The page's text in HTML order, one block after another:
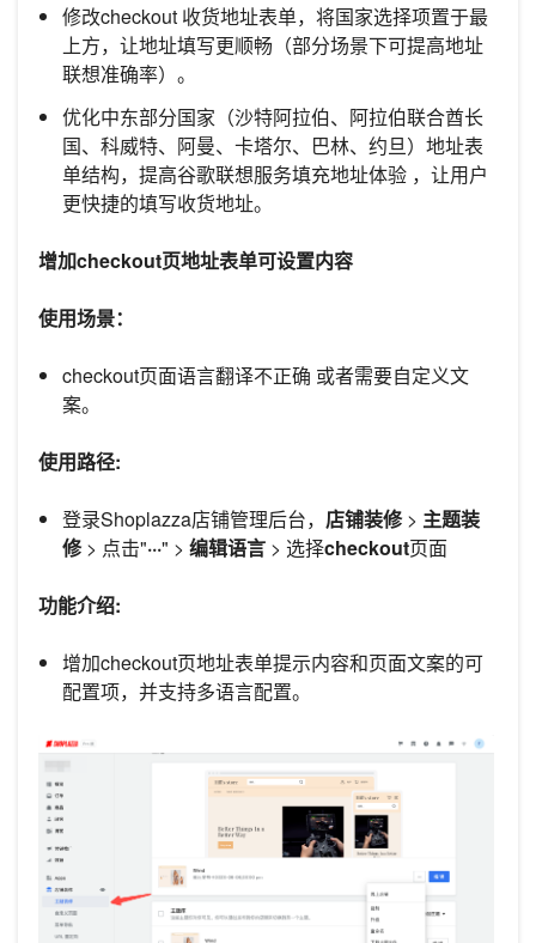
修改checkout 收货地址表单，将国家选择项置于最
上方，让地址填写更顺畅（部分场景下可提高地址
联想准确率）。
优化中东部分国家（沙特阿拉伯、阿拉伯联合酋长
国、科威特、阿曼、卡塔尔、巴林、约旦）地址表
单结构，提高谷歌联想服务填充地址体验 ，让用户
更快捷的填写收货地址。
增加checkout页地址表单可设置内容
使用场景：
checkout页面语言翻译不正确 或者需要自定义文
案。
使用路径:
登录Shoplazza店铺管理后台， 店铺装修> 主题装
修> 点击"···" > 编辑语言 > 选择checkout页面
功能介绍:
增加checkout页地址表单提示内容和页面文案的可
配置项，并支持多语言配置。